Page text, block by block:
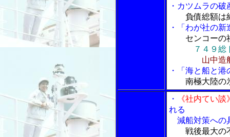
・カツムラの
負債総額は
・「わが社の新
センコーの
７４９
山中造
・「海と船と
南極大陸
・
《社内てい談
れる
減船対策への
戦後最大の